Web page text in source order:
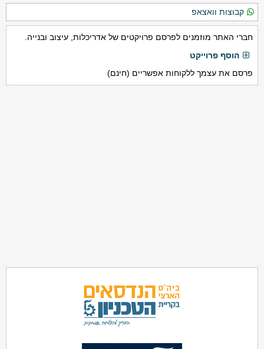
קבוצות וואצאפ
חברי האתר מוזמנים לפרסם פרויקטים של אדריכלות, עיצוב ובנייה.
הוסף פרוייקט
פרסם את עצמך ללקוחות אפשריים (חינם)